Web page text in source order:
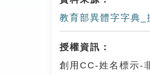
教育部異體字字典_
授權資訊：
創用CC-姓名標示-